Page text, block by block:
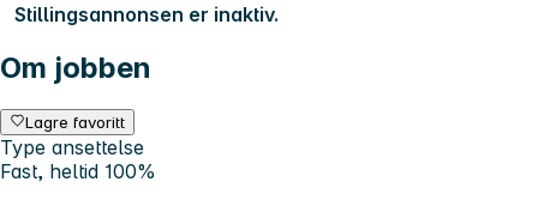
Stillingsannonsen er inaktiv.
Om jobben
Lagre favoritt
Type ansettelse
Fast, heltid 100%